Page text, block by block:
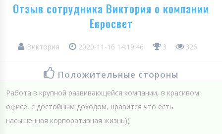
Отзыв сотрудника Виктория о компании
Евросвет
Виктория 2020-11-16 14:19:46 3 326
Положительные стороны
Работа в крупной развивающейся компании, в красивом
офисе, с достойным доходом, нравится что есть
насыщенная корпоративная жизнь))